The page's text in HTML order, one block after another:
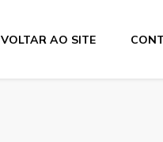
VOLTAR AO SITE